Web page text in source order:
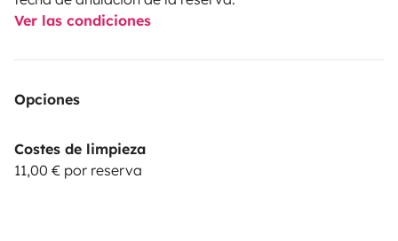
Ver las condiciones
Opciones
Costes de limpieza
11,00 € por reserva